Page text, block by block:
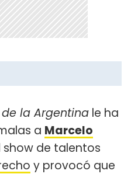
de la Argentina le ha
a Marcelo
show de talentos
y provocó que